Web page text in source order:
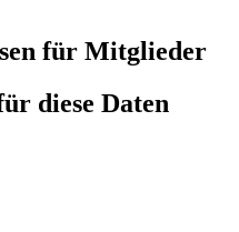
für Mitglieder
diese Daten